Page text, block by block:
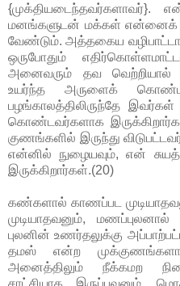
{முக்தியடைந்தவர்களாவர்}.
மனங்களுடன் மக்கள் என்னைக்
வேண்டும். அத்தகைய
ஒருபோதும்
அனைவரும் தவ வெற்றியால்
உயர்ந்த அருளைக்
பழங்காலத்திலிருந்தே
கொண்டவர்களாக
குணங்களில் இருந்து
என்னில் நுழையவும், என்
இருக்கிறார்கள்.(20)
கண்களால் காணப்பட
முடியாதவனும், மணப்புலனால்
புலனின் உணர்தலுக்கு
தமஸ் என்ற
அனைத்திலும் நீக்கமற
சாட்சியாக இருப்பவனும்,